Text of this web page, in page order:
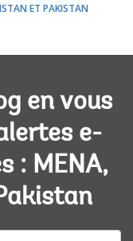
ET PAKISTAN
en vous
e-
: MENA,